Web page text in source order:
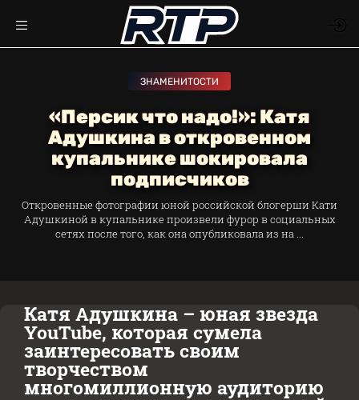
ЗНАМЕНИТОСТИ
«Персик что надо!»: Катя
Адушкина в откровенном
купальнике шокировала
подписчиков
Откровенные фотографии юной российской блогерши Кати
Адушкиной в купальнике произвели фурор в социальных
сетях после того, как она опубликовала из на ...
Катя Адушкина – юная звезда
YouTube, которая сумела
заинтересовать своим
творчеством
многомиллионную аудиторию